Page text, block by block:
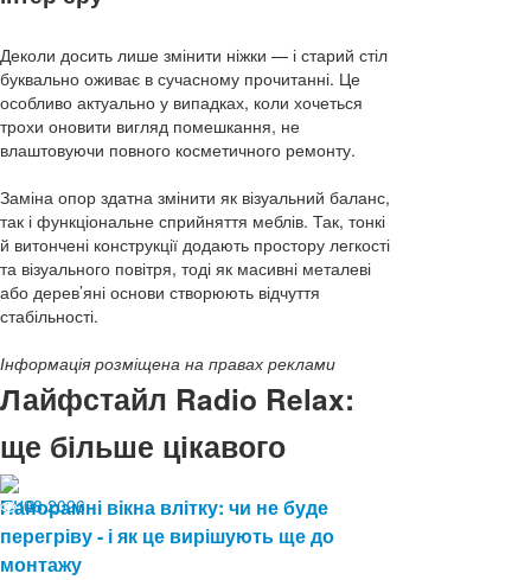
Деколи досить лише змінити ніжки — і старий стіл
буквально оживає в сучасному прочитанні. Це
особливо актуально у випадках, коли хочеться
трохи оновити вигляд помешкання, не
влаштовуючи повного косметичного ремонту.
Заміна опор здатна змінити як візуальний баланс,
так і функціональне сприйняття меблів. Так, тонкі
й витончені конструкції додають простору легкості
та візуального повітря, тоді як масивні металеві
або дерев’яні основи створюють відчуття
стабільності.
Інформація розміщена на правах реклами
Лайфстайл Radio Relax:
ще більше цікавого
04.08.2026
13
Панорамні вікна влітку: чи не буде
перегріву - і як це вирішують ще до
монтажу